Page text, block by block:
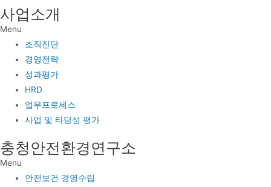
사업소개
Menu
조직진단
경영전략
성과평가
HRD
업무프로세스
사업 및 타당성 평가
충청안전환경연구소
Menu
안전보건 경영수립